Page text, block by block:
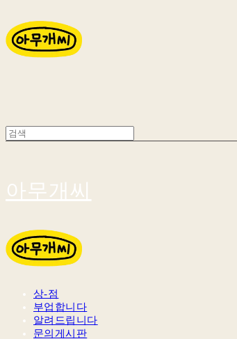
아무개씨
상-점
부업합니다
알려드립니다
문의게시판